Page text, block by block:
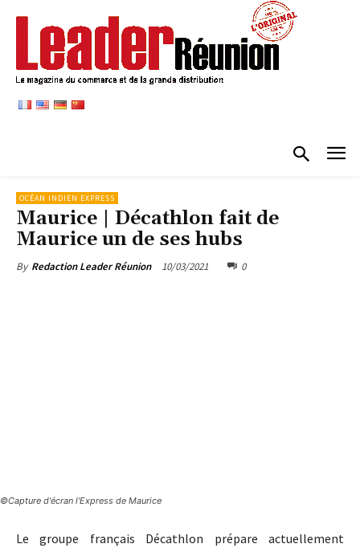
OCÉAN INDIEN EXPRESS
Maurice | Décathlon fait de
Maurice un de ses hubs
By Redaction Leader Réunion 10/03/2021 0
©Capture d'écran l'Express de Maurice
Le groupe français Décathlon prépare actuellement